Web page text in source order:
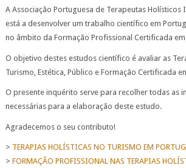
A Associação Portuguesa de Terapeutas Holísticos
está a desenvolver um trabalho científico em
no âmbito da Formação Profissional Certificada
O objetivo destes estudos científico é avaliar as
Turismo, Estética, Público e Formação Certificada
O presente inquérito serve para recolher todas as
necessárias para a elaboração deste estudo.
Agradecemos o seu contributo!
> TERAPIAS HOLÍSTICAS NO TURISMO EM
> FORMAÇÃO PROFISSIONAL NAS TERAPIAS